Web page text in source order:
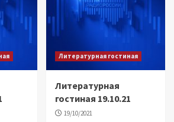
Литературная гостиная
Литературная
гостиная 19.10.21
19/10/2021